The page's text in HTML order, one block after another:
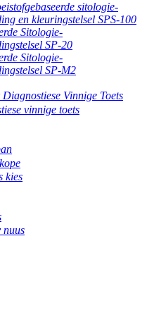
sitologie-
en kleuringstelsel SPS-100
Sitologie-
SP-20
Sitologie-
SP-M2
Vinnige Toets
vinnige toets
kies
nuus